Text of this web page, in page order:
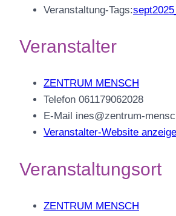
Veranstaltung-Tags:
Veranstalter
ZENTRUM MENSCH
Telefon 061179062028
E-Mail ines@zentrum-
Veranstalter-Website
Veranstaltungsort
ZENTRUM MENSCH